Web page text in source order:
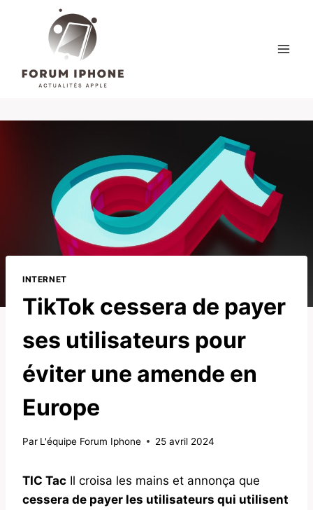
INTERNET
TikTok cessera de payer
ses utilisateurs pour
éviter une amende en
Europe
Par L'équipe Forum Iphone 25 avril 2024
TIC Tac Il croisa les mains et annonça que
cessera de payer les utilisateurs qui utilisent